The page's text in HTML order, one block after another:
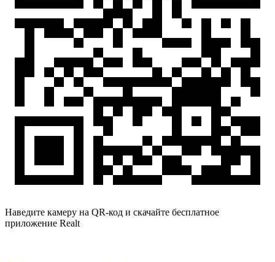
Наведите камеру на QR-код и скачайте бесплатное
приложение Realt